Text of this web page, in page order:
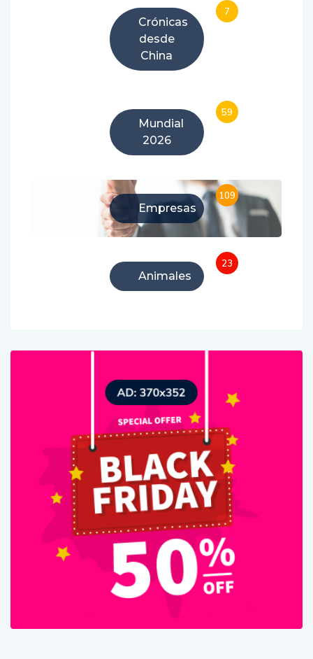
Crónicas
desde
China
7
Mundial
2026
59
Empresas
109
Animales
23